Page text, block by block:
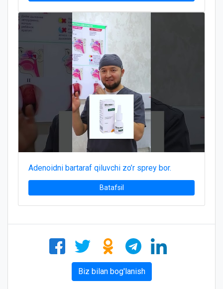
Adenoidni bartaraf qiluvchi zo’r sprey bor.
Batafsil
Biz bilan bog'lanish